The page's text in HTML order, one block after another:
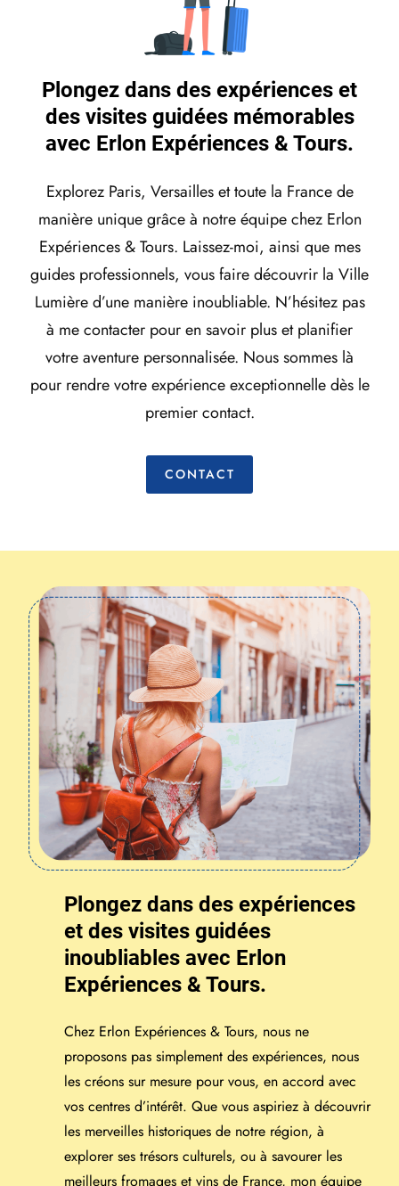
Plongez dans des expériences et
des visites guidées mémorables
avec Erlon Expériences & Tours.
Explorez Paris, Versailles et toute la France de
manière unique grâce à notre équipe chez Erlon
Expériences & Tours. Laissez-moi, ainsi que mes
guides professionnels, vous faire découvrir la Ville
Lumière d’une manière inoubliable. N’hésitez pas
à me contacter pour en savoir plus et planifier
votre aventure personnalisée. Nous sommes là
pour rendre votre expérience exceptionnelle dès le
premier contact.
CONTACT
Plongez dans des expériences
et des visites guidées
inoubliables avec Erlon
Expériences & Tours.
Chez Erlon Expériences & Tours, nous ne
proposons pas simplement des expériences, nous
les créons sur mesure pour vous, en accord avec
vos centres d’intérêt. Que vous aspiriez à découvrir
les merveilles historiques de notre région, à
explorer ses trésors culturels, ou à savourer les
meilleurs fromages et vins de France, mon équipe